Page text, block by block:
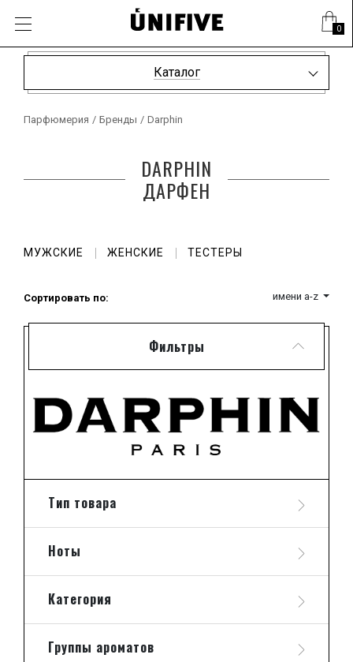
0
Каталог
Парфюмерия / Бренды / Darphin
DARPHIN
ДАРФЕН
МУЖСКИЕ ЖЕНСКИЕ ТЕСТЕРЫ
Фильтры
Тип товара
Ноты
Категория
Группы ароматов
Сортировать по: имени a-z